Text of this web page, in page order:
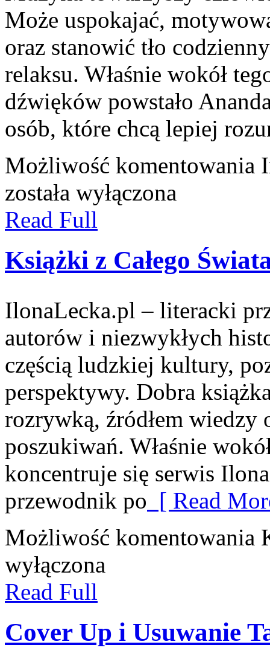
Może uspokajać,
oraz stanowić tło
relaksu. Właśnie wokół
dźwięków powstało
osób, które chcą lepiej
Możliwość komentowania
została wyłączona
Read Full
Książki z Całego
IlonaLecka.pl – literacki
autorów i niezwykłych
częścią ludzkiej kultury,
perspektywy. Dobra
rozrywką, źródłem wiedzy
poszukiwań. Właśnie
koncentruje się serwis
przewodnik po [ Read
Możliwość komentowania
wyłączona
Read Full
Cover Up i Usuwanie